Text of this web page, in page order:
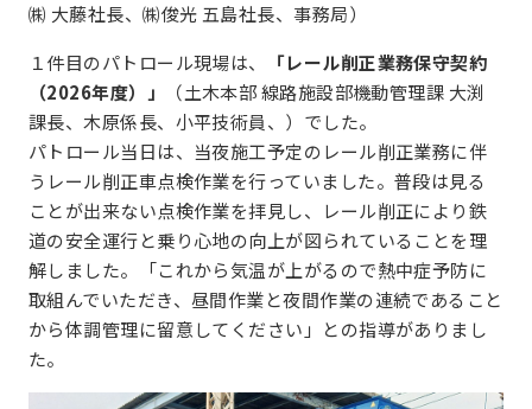
㈱ 大藤社長、㈱俊光 五島社長、事務局）
１件目のパトロール現場は、
「レール削正業務保守契約
（2026年度）」
（土木本部 線路施設部機動管理課 大渕
課長、木原係長、小平技術員、）でした。
パトロール当日は、当夜施工予定のレール削正業務に伴
うレール削正車点検作業を行っていました。普段は見る
ことが出来ない点検作業を拝見し、レール削正により鉄
道の安全運行と乗り心地の向上が図られていることを理
解しました。「これから気温が上がるので熱中症予防に
取組んでいただき、昼間作業と夜間作業の連続であること
から体調管理に留意してください」との指導がありまし
た。